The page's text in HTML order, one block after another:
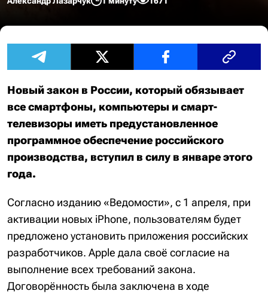
Новый закон в России, который обязывает
все смартфоны, компьютеры и смарт-
телевизоры иметь предустановленное
программное обеспечение российского
производства, вступил в силу в январе этого
года.
Согласно изданию «Ведомости», с 1 апреля, при
активации новых iPhone, пользователям будет
предложено установить приложения российских
разработчиков. Apple дала своё согласие на
выполнение всех требований закона.
Договорённость была заключена в ходе